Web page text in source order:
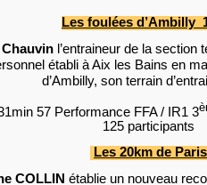
Les foulées d’Ambilly
l’entraineur de la section
établi à Aix les Bains en
d’Ambilly, son terrain
57 Performance FFA / IR1 3
125 participants
Les 20km de Paris
COLLIN établie un nouveau